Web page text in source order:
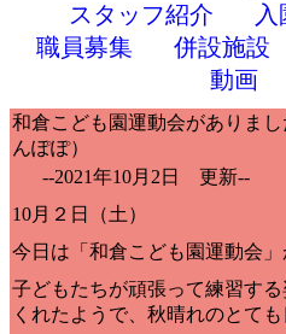
スタッフ紹介
職員募集
併設施設
動画
和倉こども園運動会がありま
んぽぽ）
--2021年10月2日 更新--
10月２日（土）
今日は「和倉こども園運動会」
子どもたちが頑張って練習す
くれたようで、秋晴れのとて